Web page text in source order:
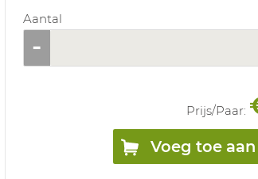
Aantal
Prijs/Paar:
Voeg toe